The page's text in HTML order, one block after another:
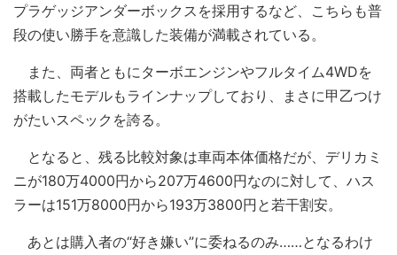
プラゲッジアンダーボックスを採用するなど、こちらも普
段の使い勝手を意識した装備が満載されている。
また、両者ともにターボエンジンやフルタイム4WDを
搭載したモデルもラインナップしており、まさに甲乙つけ
がたいスペックを誇る。
となると、残る比較対象は車両本体価格だが、デリカミ
ニが180万4000円から207万4600円なのに対して、ハス
ラーは151万8000円から193万3800円と若干割安。
あとは購入者の“好き嫌い”に委ねるのみ……となるわけ